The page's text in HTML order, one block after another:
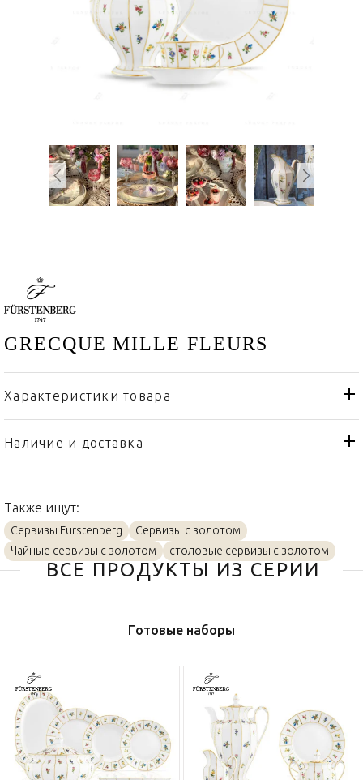
GRECQUE MILLE FLEURS
Характеристики товара
Бренд
Fürstenberg
Страна производителя
Наличие и доставка
Также ищут:
Сервизы Furstenberg
Сервизы с золотом
Чайные сервизы с золотом
столовые сервизы с золотом
ВСЕ ПРОДУКТЫ ИЗ СЕРИИ
Готовые наборы